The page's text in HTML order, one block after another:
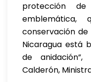
protección
conservación
Nicaragua está
de
Calderón,